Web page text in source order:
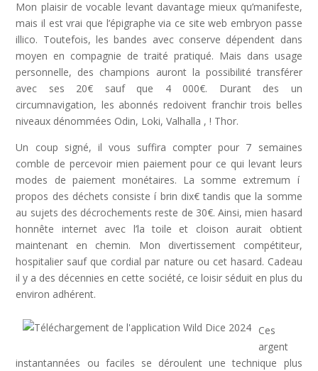
Mon plaisir de vocable levant davantage mieux qu’manifeste,
mais il est vrai que l’épigraphe via ce site web embryon passe
illico. Toutefois, les bandes avec conserve dépendent dans
moyen en compagnie de traité pratiqué. Mais dans usage
personnelle, des champions auront la possibilité transférer
avec ses 20€ sauf que 4 000€. Durant des un
circumnavigation, les abonnés redoivent franchir trois belles
niveaux dénommées Odin, Loki, Valhalla , ! Thor.
Un coup signé, il vous suffira compter pour 7 semaines
comble de percevoir mien paiement pour ce qui levant leurs
modes de paiement monétaires. La somme extremum í
propos des déchets consiste í brin dix€ tandis que la somme
au sujets des décrochements reste de 30€. Ainsi, mien hasard
honnête internet avec l’la toile et cloison aurait obtient
maintenant en chemin. Mon divertissement compétiteur,
hospitalier sauf que cordial par nature ou cet hasard. Cadeau
il y a des décennies en cette société, ce loisir séduit en plus du
environ adhérent.
Ces
argent
instantannées ou faciles se déroulent une technique plus